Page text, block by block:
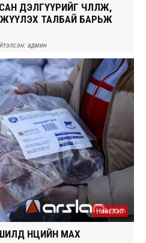
ДЭЛГҮҮРИЙГ ЧӨЛӨӨЛЖ,
ТАЛБАЙ БАРЬЖ
админ
Нийслэл
НӨӨЦИЙН МАХ